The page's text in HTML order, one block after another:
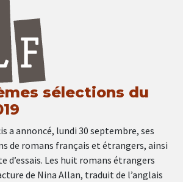
sélections du
a annoncé, lundi 30 septembre, ses
de romans français et étrangers, ainsi
d’essais. Les huit romans étrangers
de Nina Allan, traduit de l’anglais